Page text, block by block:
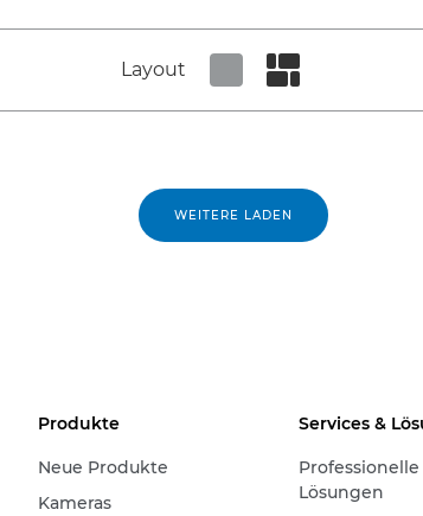
Layout
WEITERE LADEN
Produkte
Neue Produkte
Kameras
Services &
Lösungen